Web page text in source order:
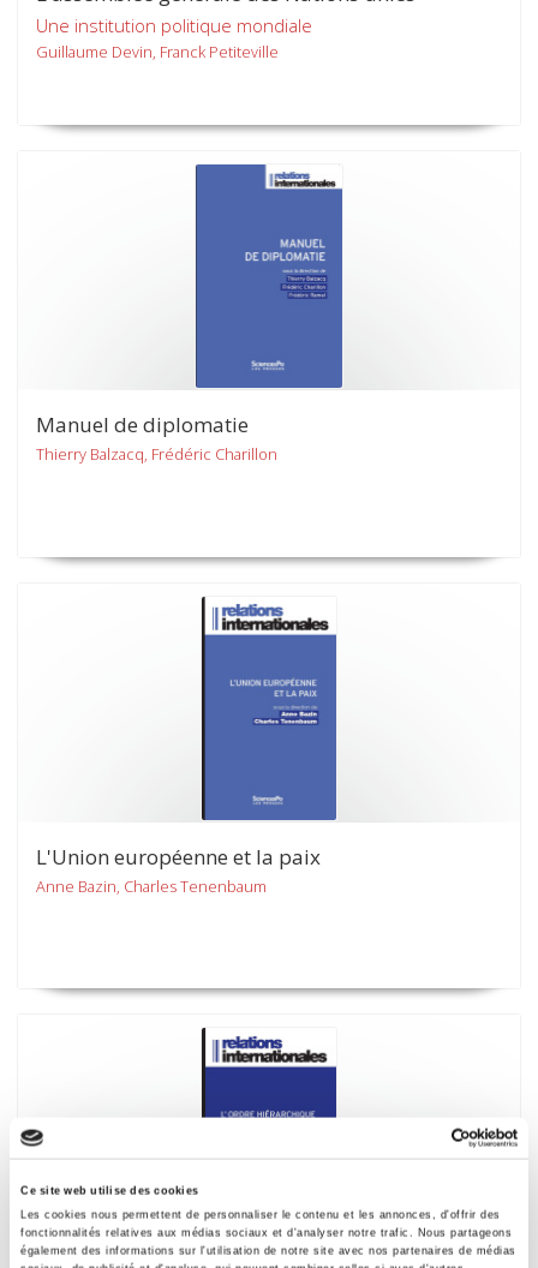
Ce site web utilise des cookies
Les cookies nous permettent de personnaliser le contenu et les annonces, d'offrir des
fonctionnalités relatives aux médias sociaux et d'analyser notre trafic. Nous partageons
également des informations sur l'utilisation de notre site avec nos partenaires de médias
Une institution politique mondiale
Guillaume Devin, Franck Petiteville
Manuel de diplomatie
Thierry Balzacq, Frédéric Charillon
L'Union européenne et la paix
Anne Bazin, Charles Tenenbaum